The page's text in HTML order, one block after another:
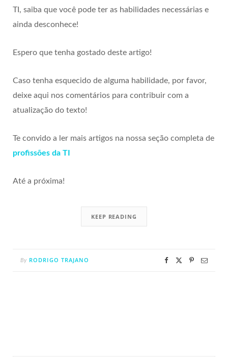
TI, saiba que você pode ter as habilidades necessárias e
ainda desconhece!
Espero que tenha gostado deste artigo!
Caso tenha esquecido de alguma habilidade, por favor,
deixe aqui nos comentários para contribuir com a
atualização do texto!
Te convido a ler mais artigos na nossa seção completa de
profissões da TI
Até a próxima!
KEEP READING
By RODRIGO TRAJANO